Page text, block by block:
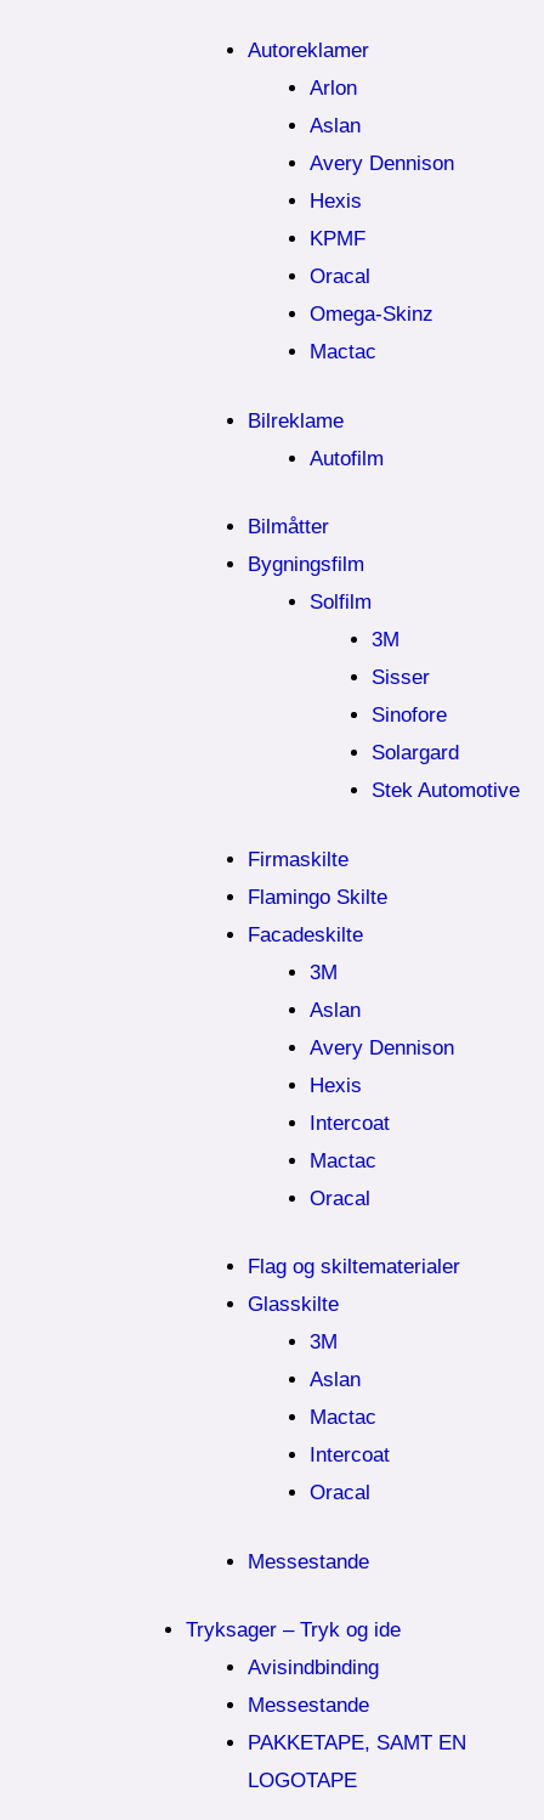
Autoreklamer
Arlon
Aslan
Avery Dennison
Hexis
KPMF
Oracal
Omega-Skinz
Mactac
Bilreklame
Autofilm
Bilmåtter
Bygningsfilm
Solfilm
3M
Sisser
Sinofore
Solargard
Stek Automotive
Firmaskilte
Flamingo Skilte
Facadeskilte
3M
Aslan
Avery Dennison
Hexis
Intercoat
Mactac
Oracal
Flag og skiltematerialer
Glasskilte
3M
Aslan
Mactac
Intercoat
Oracal
Messestande
Tryksager – Tryk og ide
Avisindbinding
Messestande
PAKKETAPE, SAMT EN
LOGOTAPE